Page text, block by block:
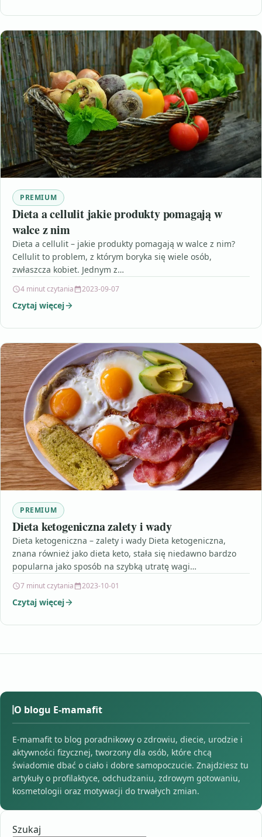
PREMIUM
Dieta a cellulit jakie produkty pomagają w
walce z nim
Dieta a cellulit – jakie produkty pomagają w walce z nim?
Cellulit to problem, z którym boryka się wiele osób,
zwłaszcza kobiet. Jednym z…
4 minut czytania 2023-09-07
Czytaj więcej
PREMIUM
Dieta ketogeniczna zalety i wady
Dieta ketogeniczna – zalety i wady Dieta ketogeniczna,
znana również jako dieta keto, stała się niedawno bardzo
popularna jako sposób na szybką utratę wagi…
7 minut czytania 2023-10-01
Czytaj więcej
O blogu E-mamafit
E-mamafit to blog poradnikowy o zdrowiu, diecie, urodzie i
aktywności fizycznej, tworzony dla osób, które chcą
świadomie dbać o ciało i dobre samopoczucie. Znajdziesz tu
artykuły o profilaktyce, odchudzaniu, zdrowym gotowaniu,
kosmetologii oraz motywacji do trwałych zmian.
Szukaj